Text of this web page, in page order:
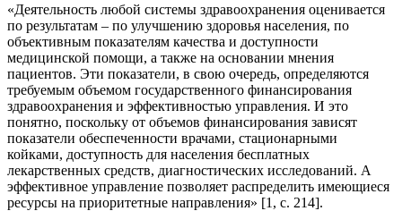
«Деятельность любой системы здравоохранения оценивается
по результатам – по улучшению здоровья населения, по
объективным показателям качества и доступности
медицинской помощи, а также на основании мнения
пациентов. Эти показатели, в свою очередь, определяются
требуемым объемом государственного финансирования
здравоохранения и эффективностью управления. И это
понятно, поскольку от объемов финансирования зависят
показатели обеспеченности врачами, стационарными
койками, доступность для населения бесплатных
лекарственных средств, диагностических исследований. А
эффективное управление позволяет распределить имеющиеся
ресурсы на приоритетные направления» [1, с. 214].